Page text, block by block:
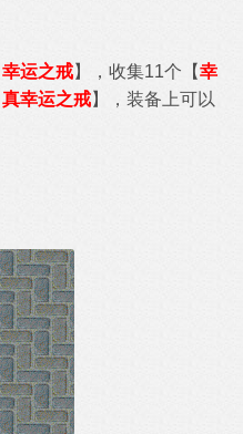
幸运之戒】，收集11个 【幸
真幸运之戒】，装备上可以